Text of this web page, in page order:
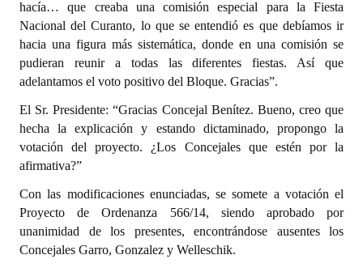
hacía… que creaba una comisión especial para la Fiesta
Nacional del Curanto, lo que se entendió es que debíamos ir
hacia una figura más sistemática, donde en una comisión se
pudieran reunir a todas las diferentes fiestas. Así que
adelantamos el voto positivo del Bloque. Gracias”.
El Sr. Presidente: “Gracias Concejal Benítez. Bueno, creo que
hecha la explicación y estando dictaminado, propongo la
votación del proyecto. ¿Los Concejales que estén por la
afirmativa?”
Con las modificaciones enunciadas, se somete a votación el
Proyecto de Ordenanza 566/14, siendo aprobado por
unanimidad de los presentes, encontrándose ausentes los
Concejales Garro, Gonzalez y Welleschik.